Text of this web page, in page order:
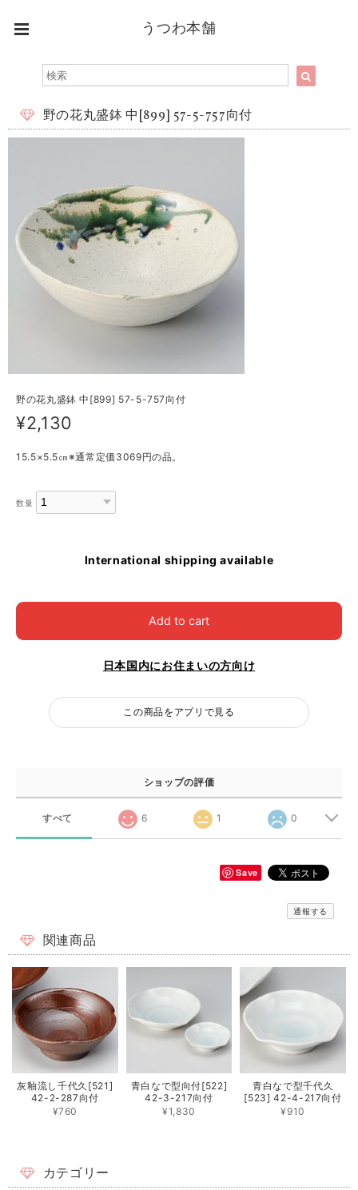
うつわ本舗
野の花丸盛鉢 中[899] 57-5-757向付
野の花丸盛鉢 中[899] 57-5-757向付
¥2,130
15.5×5.5㎝※通常定価3069円の品。
数量
International shipping available
Add to cart
日本国内にお住まいの方向け
この商品をアプリで見る
ショップの評価
すべて 6 1 0
Save
通報する
関連商品
灰釉流し千代久[521]
42-2-287向付
¥760
青白なで型向付[522]
42-3-217向付
¥1,830
青白なで型千代久
[523] 42-4-217向付
¥910
カテゴリー